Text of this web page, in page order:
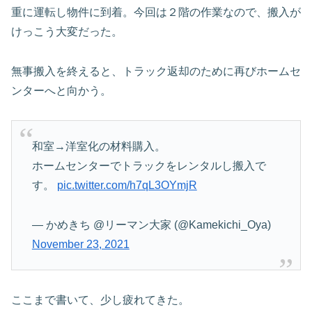
重に運転し物件に到着。今回は２階の作業なので、搬入が
けっこう大変だった。
無事搬入を終えると、トラック返却のために再びホームセ
ンターへと向かう。
和室→洋室化の材料購入。
ホームセンターでトラックをレンタルし搬入で
す。 pic.twitter.com/h7qL3OYmjR
— かめきち @リーマン大家 (@Kamekichi_Oya)
November 23, 2021
ここまで書いて、少し疲れてきた。